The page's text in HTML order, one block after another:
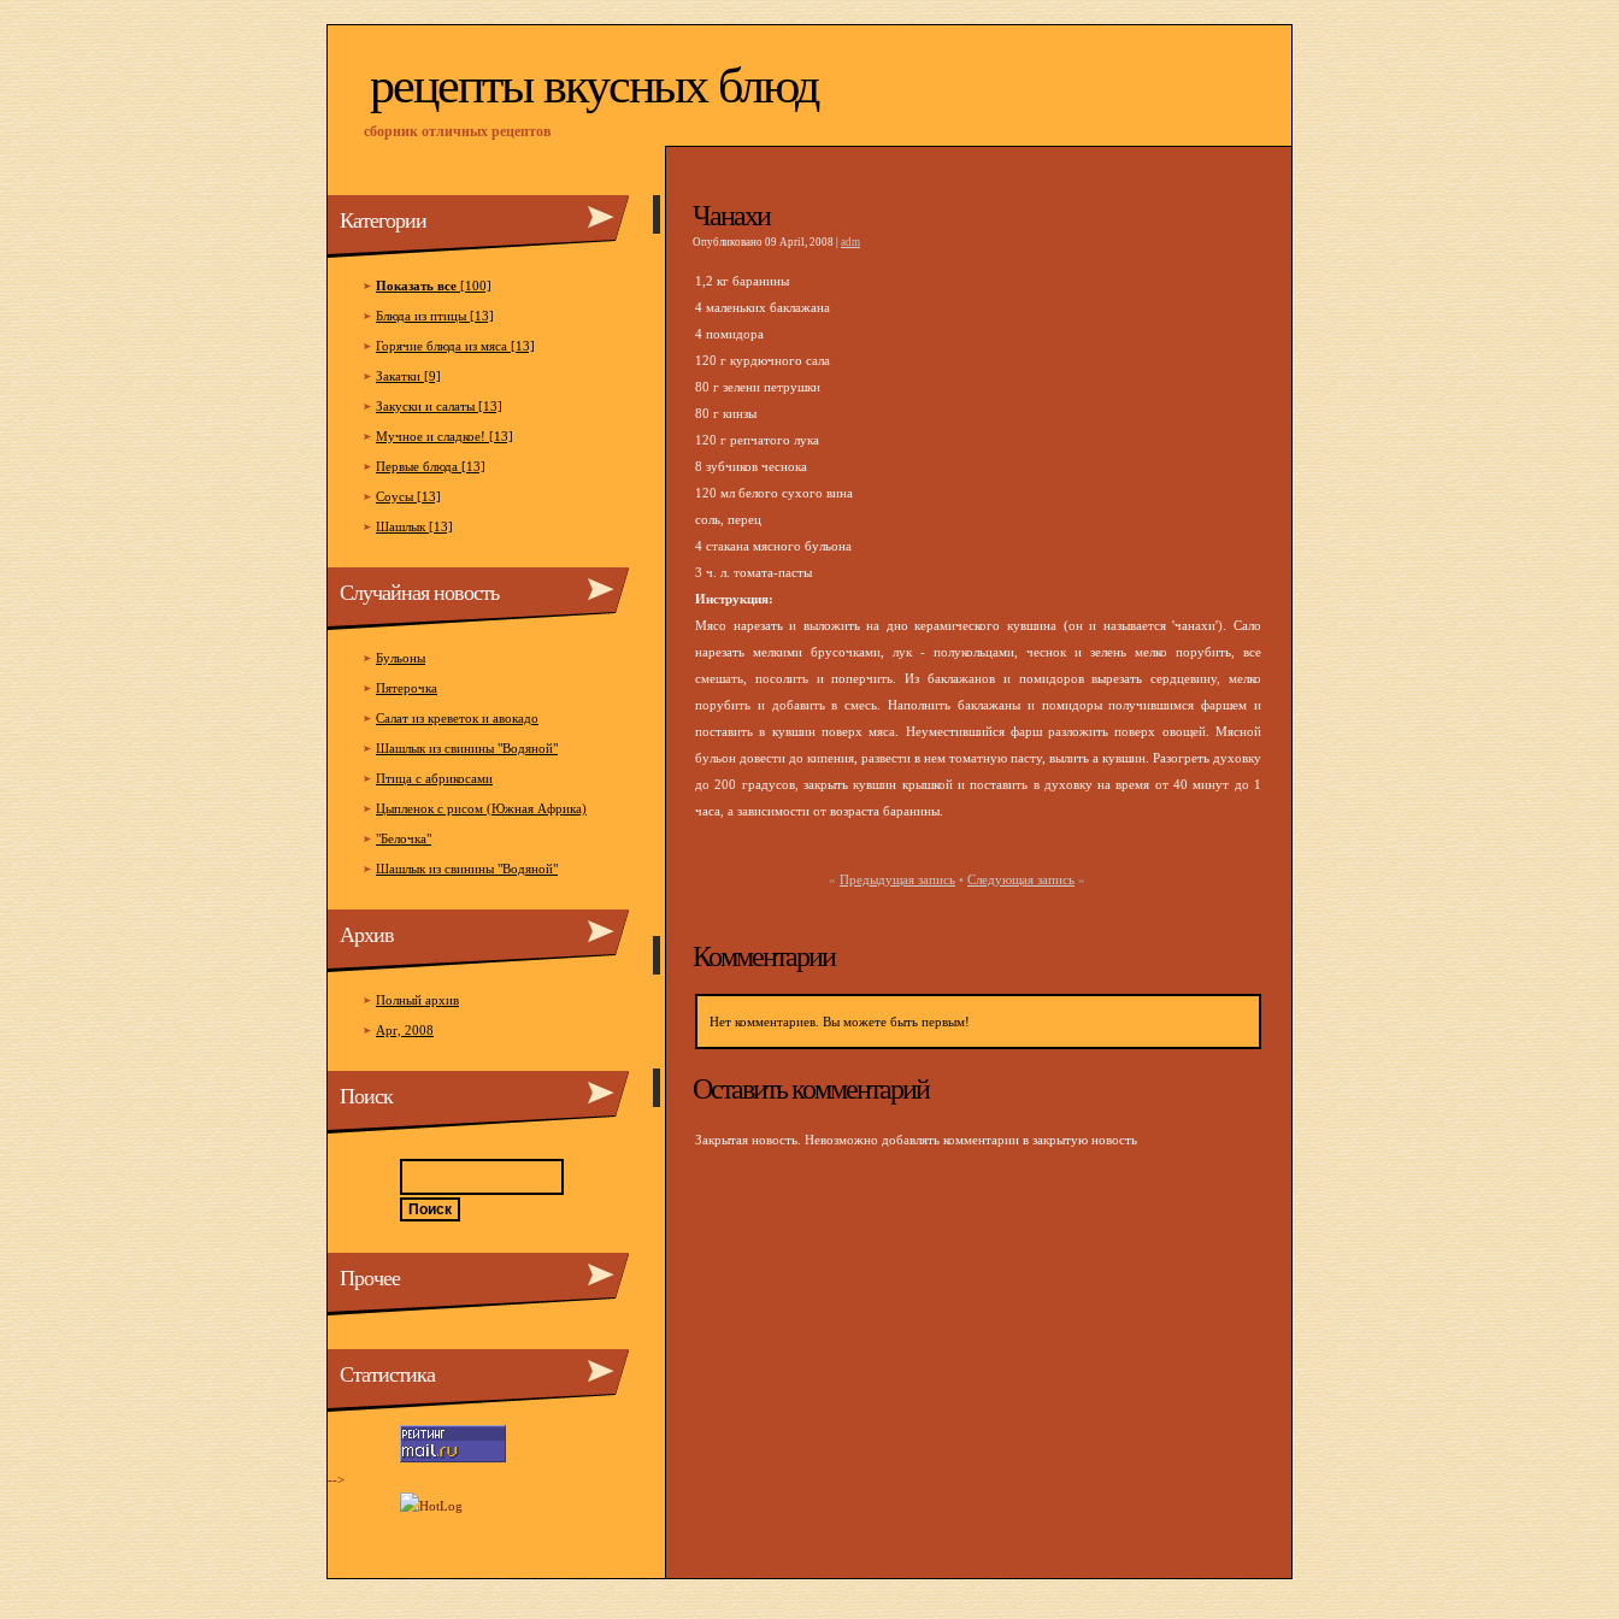
рецепты вкусных блюд
сборник отличных рецептов
Чанахи
Опубликовано 09 April, 2008 | adm
1,2 кг баранины
4 маленьких баклажана
4 помидора
120 г курдючного сала
80 г зелени петрушки
80 г кинзы
120 г репчатого лука
8 зубчиков чеснока
120 мл белого сухого вина
соль, перец
4 стакана мясного бульона
3 ч. л. томата-пасты
Инструкция:
Мясо нарезать и выложить на дно керамического кувшина (он и называется 'чанахи'). Сало
нарезать мелкими брусочками, лук - полукольцами, чеснок и зелень мелко порубить, все
смешать, посолить и поперчить. Из баклажанов и помидоров вырезать сердцевину, мелко
порубить и добавить в смесь. Наполнить баклажаны и помидоры получившимся фаршем и
поставить в кувшин поверх мяса. Неуместившийся фарш разложить поверх овощей. Мясной
бульон довести до кипения, развести в нем томатную пасту, вылить а кувшин. Разогреть духовку
до 200 градусов, закрыть кувшин крышкой и поставить в духовку на время от 40 минут до 1
часа, а зависимости от возраста баранины.
« Предыдущая запись • Следующая запись »
Комментарии
Нет комментариев. Вы можете быть первым!
Оставить комментарий
Закрытая новость. Невозможно добавлять комментарии в закрытую новость
Категории
Показать все [100]
Блюда из птицы [13]
Горячие блюда из мяса [13]
Закатки [9]
Закуски и салаты [13]
Мучное и сладкое! [13]
Первые блюда [13]
Соусы [13]
Шашлык [13]
Случайная новость
Бульоны
Пятерочка
Салат из креветок и авокадо
Шашлык из свинины "Водяной"
Птица с абрикосами
Цыпленок с рисом (Южная Африка)
"Белочка"
Шашлык из свинины "Водяной"
Архив
Полный архив
Apr, 2008
Поиск
Прочее
Статистика
-->